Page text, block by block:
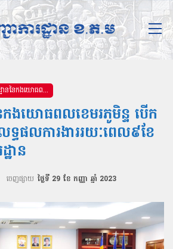
អគ្គបញ្ជាការដ្ឋាននៃកងយោធពលខេមរភូមិន្ទ
ៃកងយោធពលខេមរភូមិន្ទ បើក
ធផលការងាររយៈពេល៩ខែ
ឋាន
ចេញផ្សាយ ថ្ងៃទី 29 ខែ កញ្ញា ឆ្នាំ 2023